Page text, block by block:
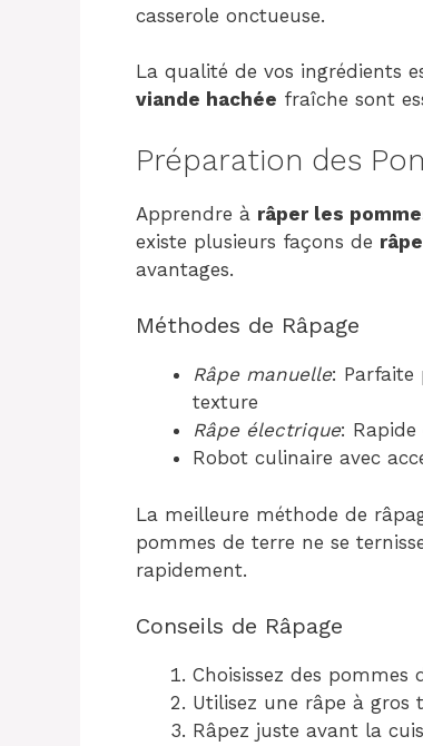
casserole onctueuse.
La qualité de vos ingrédients
viande hachée fraîche sont
Préparation des
Apprendre à râper les
existe plusieurs façons de
avantages.
Méthodes de Râpage
Râpe manuelle:
texture
Râpe électrique:
Robot culinaire avec
La meilleure méthode de
pommes de terre ne se
rapidement.
Conseils de Râpage
Choisissez des pommes
Utilisez une râpe à
Râpez juste avant la